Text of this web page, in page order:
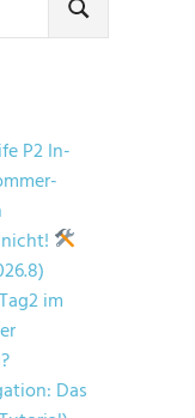
SUCHEN
P2 In-
im
Das